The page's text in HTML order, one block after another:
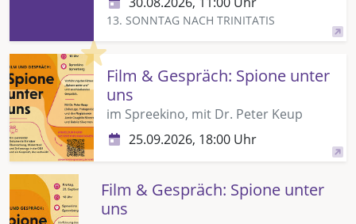
13. SONNTAG NACH TRINITATIS
Highlight
Film & Gespräch: Spione unter
uns
im Spreekino, mit Dr. Peter Keup
25.09.2026, 18:00 Uhr
Film & Gespräch: Spione unter
uns